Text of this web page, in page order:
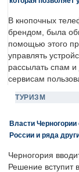
В кнопочных
брендом, была
помощью этого
управлять
рассылать спам
сервисам
ТУРИЗМ
Власти
России и ряда
Черногория
Решение вступит